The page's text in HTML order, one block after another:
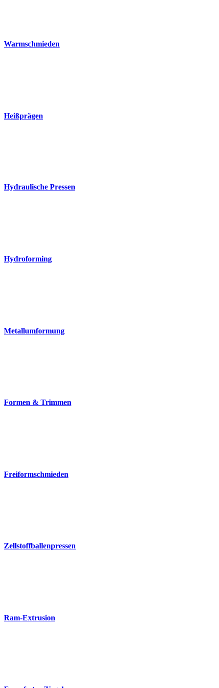
Warmschmieden
Heißprägen
Hydraulische Pressen
Hydroforming
Metallumformung
Formen & Trimmen
Freiformschmieden
Zellstoffballenpressen
Ram-Extrusion